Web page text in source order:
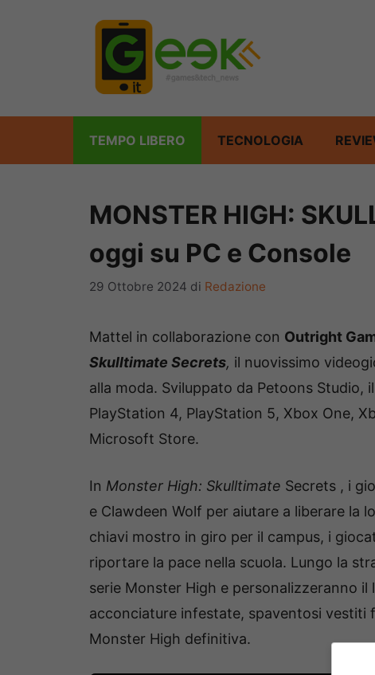
TEMPO LIBERO TECNOLOGIA
MONSTER HIGH:
oggi su PC e Console
29 Ottobre 2024 di Redazione
Mattel in collaborazione con Outright
Skulltimate Secrets, il nuovissimo
alla moda. Sviluppato da Petoons
PlayStation 4, PlayStation 5, Xbox One,
Microsoft Store.
In Monster High: Skulltimate Secrets , i
e Clawdeen Wolf per aiutare a liberare la
chiavi mostro in giro per il campus, i
riportare la pace nella scuola. Lungo la
serie Monster High e personalizzeranno
acconciature infestate, spaventosi vestiti
Monster High definitiva.